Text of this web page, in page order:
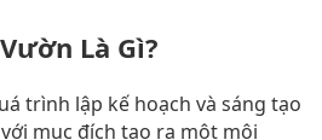
Là Gì?
trình lập kế hoạch và sáng tạo
mục đích tạo ra một môi